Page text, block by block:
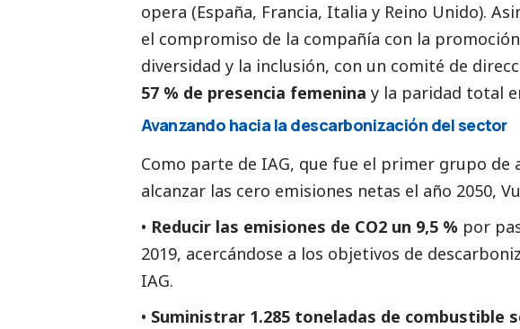
opera (España, Francia, Italia y Reino Unido).
el compromiso de la compañía con la
diversidad y la inclusión, con un comité de
57 % de presencia femenina y la paridad total
Avanzando hacia la descarbonización del sector
Como parte de IAG, que fue el primer grupo de
alcanzar las cero emisiones netas el año 2050,
• Reducir las emisiones de CO2 un 9,5 % por
2019, acercándose a los objetivos de
IAG.
• Suministrar 1.285 toneladas de combustible